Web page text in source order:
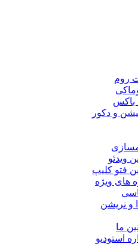
روم
باکس
و دکور
ویدئو
فتو کلیپ
های ویژه
و نریشن
ما
استودیو